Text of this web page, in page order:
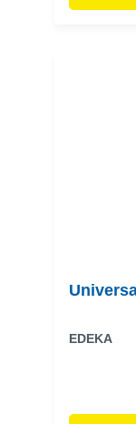
EDEKA